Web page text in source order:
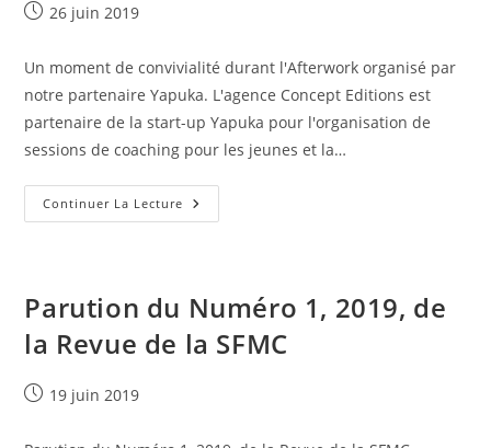
Publication
26 juin 2019
Un moment de convivialité durant l'Afterwork organisé par
notre partenaire Yapuka. L'agence Concept Editions est
partenaire de la start-up Yapuka pour l'organisation de
sessions de coaching pour les jeunes et la…
Continuer La Lecture Afterwork
Yapuka,
Parution du Numéro 1, 2019, de
la Revue de la SFMC
Publication
19 juin 2019